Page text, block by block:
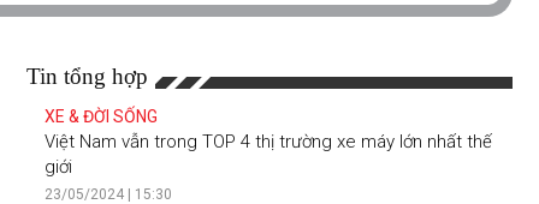
Tin tổng hợp
XE & ĐỜI SỐNG
Việt Nam vẫn trong TOP 4 thị trường xe máy lớn nhất thế
giới
23/05/2024 | 15:30